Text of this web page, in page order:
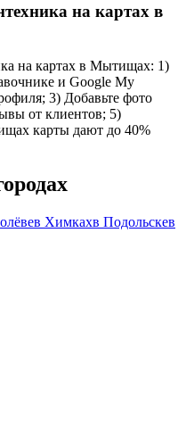
на картах в
на картах в Мытищах: 1)
и Google My
3) Добавьте фото
от клиентов; 5)
карты дают до 40%
в Химкахв Подольскев